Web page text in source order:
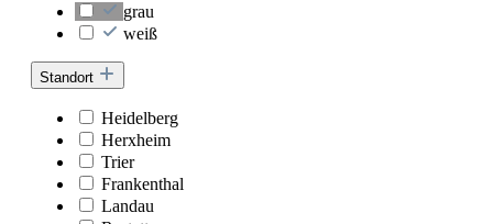
grau
weiß
Standort
Heidelberg
Herxheim
Trier
Frankenthal
Landau